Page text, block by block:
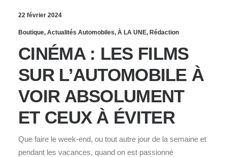
22 février 2024
Boutique, Actualités Automobiles, À LA UNE, Rédaction
CINÉMA : LES FILMS
SUR L’AUTOMOBILE À
VOIR ABSOLUMENT
ET CEUX À ÉVITER
Que faire le week-end, ou tout autre jour de la semaine et
pendant les vacances, quand on est passionné